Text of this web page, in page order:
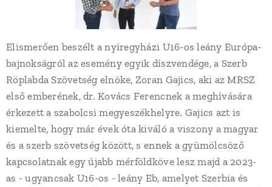
Elismerően beszélt a nyíregyházi U16-os leány Európa-
bajnokságról az esemény egyik díszvendége, a Szerb
Röplabda Szövetség elnöke, Zoran Gajics, aki az MRSZ
első emberének, dr. Kovács Ferencnek a meghívására
érkezett a szabolcsi megyeszékhelyre. Gajics azt is
kiemelte, hogy már évek óta kiváló a viszony a magyar
és a szerb szövetség között, s ennek a gyümölcsöző
kapcsolatnak egy újabb mérföldköve lesz majd a 2023-
as - ugyancsak U16-os - leány Eb, amelyet Szerbia és